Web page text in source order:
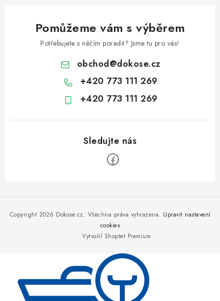
Pomůžeme vám s výběrem
Potřebujete s něčím poradit? Jsme tu pro vás!
obchod@dokose.cz
+420 773 111 269
+420 773 111 269
Vytvořil Shoptet Premium
Copyright 2026 Dokose.cz. Všechna práva vyhrazena. Upravit nastavení
cookies